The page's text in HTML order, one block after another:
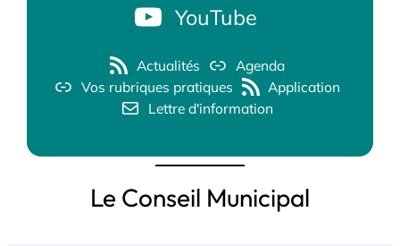
YouTube
Actualités
Agenda
Vos rubriques pratiques
Application
Lettre d'information
Le Conseil Municipal